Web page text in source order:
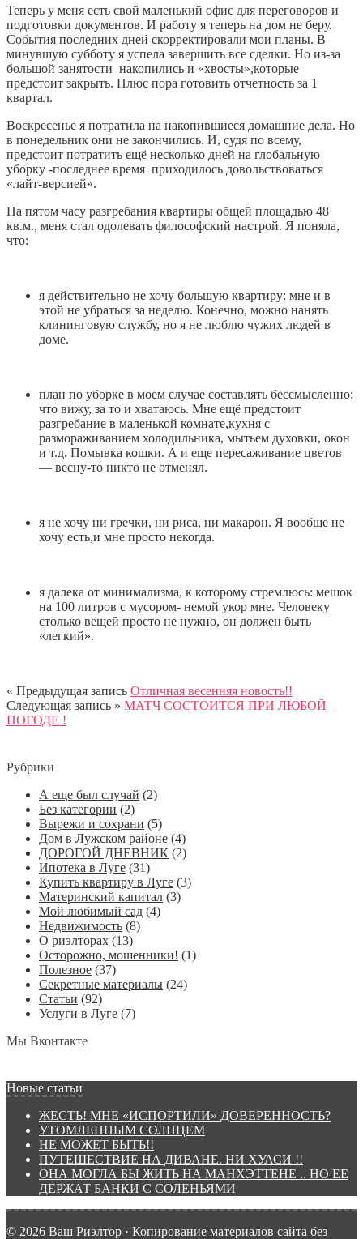
Теперь у меня есть свой маленький офис для переговоров и
подготовки документов. И работу я теперь на дом не беру.
События последних дней скорректировали мои планы. В
минувшую субботу я успела завершить все сделки. Но из-за
большой занятости накопились и «хвосты»,которые
предстоит закрыть. Плюс пора готовить отчетность за 1
квартал.
Воскресенье я потратила на накопившиеся домашние дела. Но
в понедельник они не закончились. И, судя по всему,
предстоит потратить ещё несколько дней на глобальную
уборку -последнее время приходилось довольствоваться
«лайт-версией».
На пятом часу разгребания квартиры общей площадью 48
кв.м., меня стал одолевать философский настрой. Я поняла,
что:
я действительно не хочу большую квартиру: мне и в
этой не убраться за неделю. Конечно, можно нанять
клининговую службу, но я не люблю чужих людей в
доме.
план по уборке в моем случае составлять бессмысленно:
что вижу, за то и хватаюсь. Мне ещё предстоит
разгребание в маленькой комнате,кухня с
размораживанием холодильника, мытьем духовки, окон
и т.д. Помывка кошки. А и еще пересаживание цветов
— весну-то никто не отменял.
я не хочу ни гречки, ни риса, ни макарон. Я вообще не
хочу есть,и мне просто некогда.
я далека от минимализма, к которому стремлюсь: мешок
на 100 литров с мусором- немой укор мне. Человеку
столько вещей просто не нужно, он должен быть
«легкий».
« Предыдущая запись Отличная весенняя новость!!
Следующая запись » МАТЧ СОСТОИТСЯ ПРИ ЛЮБОЙ
ПОГОДЕ !
Рубрики
А еще был случай (2)
Без категории (2)
Вырежи и сохрани (5)
Дом в Лужском районе (4)
ДОРОГОЙ ДНЕВНИК (2)
Ипотека в Луге (31)
Купить квартиру в Луге (3)
Материнский капитал (3)
Мой любимый сад (4)
Недвижимость (8)
О риэлторах (13)
Осторожно, мошенники! (1)
Полезное (37)
Секретные материалы (24)
Статьи (92)
Услуги в Луге (7)
Мы Вконтакте
Новые статьи
ЖЕСТЬ! МНЕ «ИСПОРТИЛИ» ДОВЕРЕННОСТЬ?
УТОМЛЕННЫМ СОЛНЦЕМ
НЕ МОЖЕТ БЫТЬ!!
ПУТЕШЕСТВИЕ НА ДИВАНЕ. НИ ХУАСИ !!
ОНА МОГЛА БЫ ЖИТЬ НА МАНХЭТТЕНЕ .. НО ЕЕ
ДЕРЖАТ БАНКИ С СОЛЕНЬЯМИ
© 2026 Ваш Риэлтор · Копирование материалов сайта без